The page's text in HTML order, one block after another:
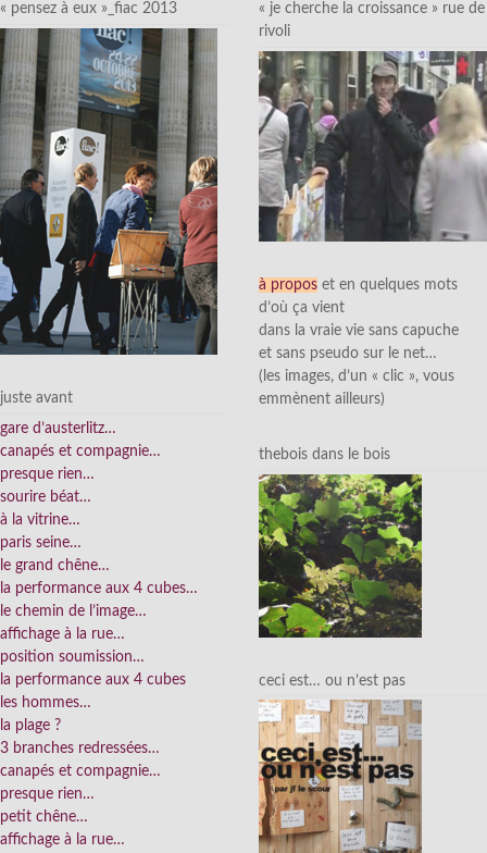
« pensez à eux »_fiac 2013
juste avant
gare d’austerlitz…
canapés et compagnie…
presque rien…
sourire béat…
à la vitrine…
paris seine…
le grand chêne…
la performance aux 4 cubes…
le chemin de l’image…
affichage à la rue…
position soumission…
la performance aux 4 cubes
les hommes…
la plage ?
3 branches redressées…
canapés et compagnie…
presque rien…
petit chêne…
affichage à la rue…
« je cherche la croissance » rue de
rivoli
à propos et en quelques mots
d’où ça vient
dans la vraie vie sans capuche
et sans pseudo sur le net…
(les images, d’un « clic », vous
emmènent ailleurs)
thebois dans le bois
ceci est… ou n’est pas